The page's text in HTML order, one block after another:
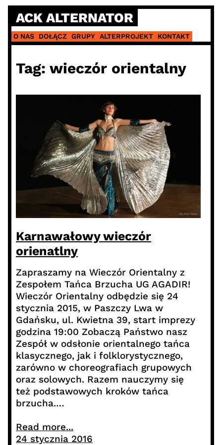
Skip
content
ACK ALTERNATOR
O NAS DOŁĄCZ GRUPY ALTERPROJEKT KONTAKT
Tag: wieczór orientalny
Karnawałowy wieczór
orienatlny
Zapraszamy na Wieczór Orientalny z
Zespołem Tańca Brzucha UG AGADIR!
Wieczór Orientalny odbędzie się 24
stycznia 2015, w Paszczy Lwa w
Gdańsku, ul. Kwietna 39, start imprezy
godzina 19:00 Zobaczą Państwo nasz
Zespół w odsłonie orientalnego tańca
klasycznego, jak i folklorystycznego,
zarówno w choreografiach grupowych
oraz solowych. Razem nauczymy się
też podstawowych kroków tańca
brzucha.…
Read more...
24 stycznia 2016